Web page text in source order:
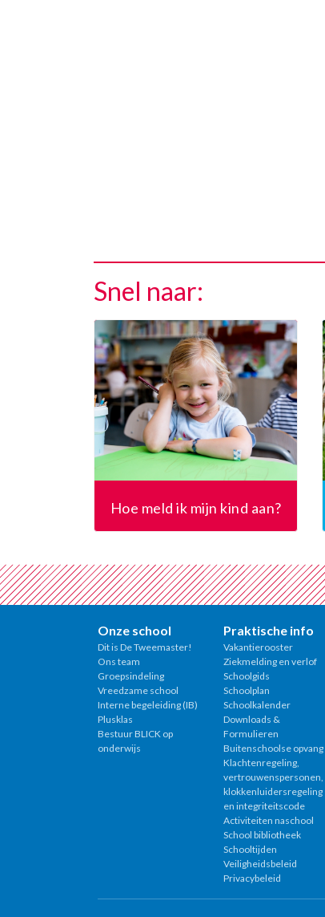
Snel naar:
Hoe meld ik mijn kind aan?
Onze school
Dit is De Tweemaster!
Ons team
Groepsindeling
Vreedzame school
Interne begeleiding (IB)
Plusklas
Bestuur BLICK op
onderwijs
Praktische info
Vakantierooster
Ziekmelding en verlof
Schoolgids
Schoolplan
Schoolkalender
Downloads &
Formulieren
Buitenschoolse opvang
Klachtenregeling,
vertrouwenspersonen,
klokkenluidersregeling
en integriteitscode
Activiteiten naschool
School bibliotheek
Schooltijden
Veiligheidsbeleid
Privacybeleid